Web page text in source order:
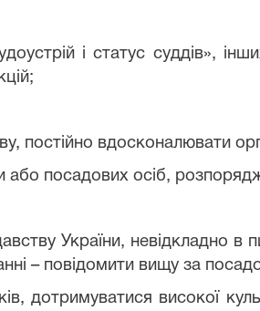
і статус суддів»,
постійно вдосконалювати
посадових осіб,
України, невідкладно в
– повідомити вищу за
дотримуватися високої